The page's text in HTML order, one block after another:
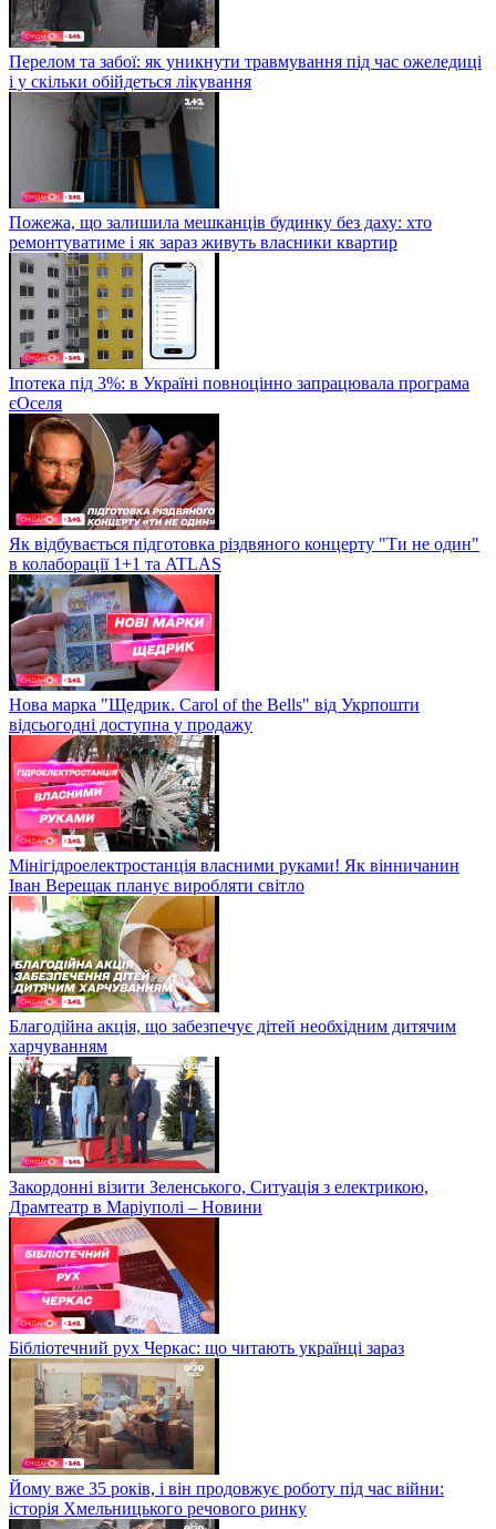
Перелом та забої: як уникнути травмування під час ожеледиці
і у скільки обійдеться лікування
Пожежа, що залишила мешканців будинку без даху: хто
ремонтуватиме і як зараз живуть власники квартир
Іпотека під 3%: в Україні повноцінно запрацювала програма
єОселя
Як відбувається підготовка різдвяного концерту "Ти не один"
в колаборації 1+1 та ATLAS
Нова марка "Щедрик. Carol of the Bells" від Укрпошти
відсьогодні доступна у продажу
Мінігідроелектростанція власними руками! Як вінничанин
Іван Верещак планує виробляти світло
Благодійна акція, що забезпечує дітей необхідним дитячим
харчуванням
Закордонні візити Зеленського, Ситуація з електрикою,
Драмтеатр в Маріуполі – Новини
Бібліотечний рух Черкас: що читають українці зараз
Йому вже 35 років, і він продовжує роботу під час війни:
історія Хмельницького речового ринку